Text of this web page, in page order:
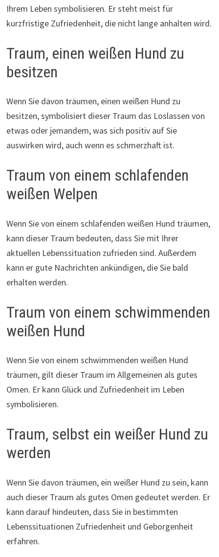
Ihrem Leben symbolisieren. Er steht meist für
kurzfristige Zufriedenheit, die nicht lange anhalten wird.
Traum, einen weißen Hund zu
besitzen
Wenn Sie davon träumen, einen weißen Hund zu
besitzen, symbolisiert dieser Traum das Loslassen von
etwas oder jemandem, was sich positiv auf Sie
auswirken wird, auch wenn es schmerzhaft ist.
Traum von einem schlafenden
weißen Welpen
Wenn Sie von einem schlafenden weißen Hund träumen,
kann dieser Traum bedeuten, dass Sie mit Ihrer
aktuellen Lebenssituation zufrieden sind. Außerdem
kann er gute Nachrichten ankündigen, die Sie bald
erhalten werden.
Traum von einem schwimmenden
weißen Hund
Wenn Sie von einem schwimmenden weißen Hund
träumen, gilt dieser Traum im Allgemeinen als gutes
Omen. Er kann Glück und Zufriedenheit im Leben
symbolisieren.
Traum, selbst ein weißer Hund zu
werden
Wenn Sie davon träumen, ein weißer Hund zu sein, kann
auch dieser Traum als gutes Omen gedeutet werden. Er
kann darauf hindeuten, dass Sie in bestimmten
Lebenssituationen Zufriedenheit und Geborgenheit
erfahren.